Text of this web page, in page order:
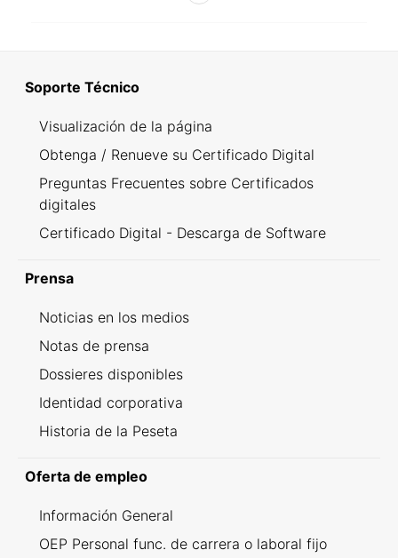
Soporte Técnico
Visualización de la página
Obtenga / Renueve su Certificado Digital
Preguntas Frecuentes sobre Certificados
digitales
Certificado Digital - Descarga de Software
Prensa
Noticias en los medios
Notas de prensa
Dossieres disponibles
Identidad corporativa
Historia de la Peseta
Oferta de empleo
Información General
OEP Personal func. de carrera o laboral fijo